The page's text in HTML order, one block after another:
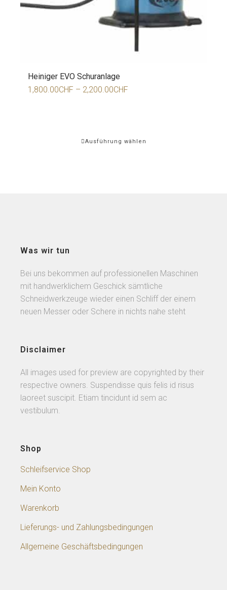
Heiniger EVO Schuranlage
1,800.00CHF – 2,200.00CHF
Ausführung wählen
Was wir tun
Bei uns bekommen auf professionellen Maschinen
mit handwerklichem Geschick sämtliche
Schneidwerkzeuge wieder einen Schliff der einem
neuen Messer oder Schere in nichts nahe steht
Disclaimer
All images used for preview are copyrighted by their
respective owners. Suspendisse quis felis id risus
laoreet suscipit. Etiam tincidunt id sem ac
vestibulum.
Shop
Schleifservice Shop
Mein Konto
Warenkorb
Lieferungs- und Zahlungsbedingungen
Allgemeine Geschäftsbedingungen